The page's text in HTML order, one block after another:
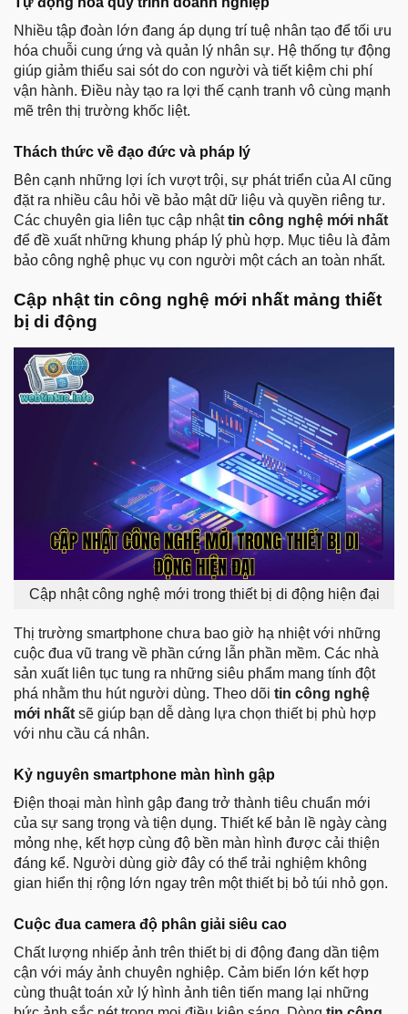
Nhiều tập đoàn lớn đang áp dụng trí tuệ nhân tạo để tối ưu
hóa chuỗi cung ứng và quản lý nhân sự. Hệ thống tự động
giúp giảm thiểu sai sót do con người và tiết kiệm chi phí
vận hành. Điều này tạo ra lợi thế cạnh tranh vô cùng mạnh
mẽ trên thị trường khốc liệt.
Thách thức về đạo đức và pháp lý
Bên cạnh những lợi ích vượt trội, sự phát triển của AI cũng
đặt ra nhiều câu hỏi về bảo mật dữ liệu và quyền riêng tư.
Các chuyên gia liên tục cập nhậttin công nghệ mới nhất
để đề xuất những khung pháp lý phù hợp. Mục tiêu là đảm
bảo công nghệ phục vụ con người một cách an toàn nhất.
Cập nhật tin công nghệ mới nhất mảng thiết
bị di động
Cập nhật công nghệ mới trong thiết bị di động hiện đại
Thị trường smartphone chưa bao giờ hạ nhiệt với những
cuộc đua vũ trang về phần cứng lẫn phần mềm. Các nhà
sản xuất liên tục tung ra những siêu phẩm mang tính đột
phá nhằm thu hút người dùng. Theo dõi tin công nghệ
mới nhất sẽ giúp bạn dễ dàng lựa chọn thiết bị phù hợp
với nhu cầu cá nhân.
Kỷ nguyên smartphone màn hình gập
Điện thoại màn hình gập đang trở thành tiêu chuẩn mới
của sự sang trọng và tiện dụng. Thiết kế bản lề ngày càng
mỏng nhẹ, kết hợp cùng độ bền màn hình được cải thiện
đáng kể. Người dùng giờ đây có thể trải nghiệm không
gian hiển thị rộng lớn ngay trên một thiết bị bỏ túi nhỏ gọn.
Cuộc đua camera độ phân giải siêu cao
Chất lượng nhiếp ảnh trên thiết bị di động đang dần tiệm
cận với máy ảnh chuyên nghiệp. Cảm biến lớn kết hợp
cùng thuật toán xử lý hình ảnh tiên tiến mang lại những